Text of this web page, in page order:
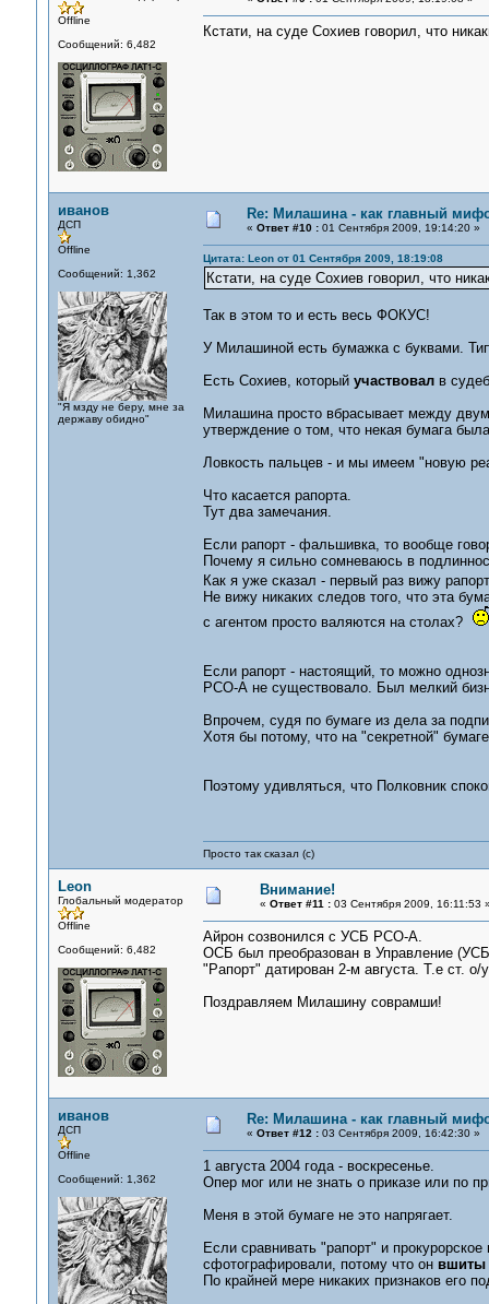
Offline
Сообщений: 6,482
Кстати, на суде Сохиев говорил, что
иванов
ДСП
Offline
Сообщений: 1,362
"Я мзду не беру, мне за
державу обидно"
Re: Милашина - как главный
« Ответ #10 :01 Сентября 2009, 19:14:20 »
Цитата: Leon от 01 Сентября 2009, 18:19:08
Кстати, на суде Сохиев говорил, что
Так в этом то и есть весь ФОКУС!
У Милашиной есть бумажка с буквами.
Есть Сохиев, который участвовалв
Милашина просто вбрасывает между
утверждение о том, что некая бумага
Ловкость пальцев - и мы имеем "новую
Что касается рапорта.
Тут два замечания.
Если рапорт - фальшивка, то вообще
Почему я сильно сомневаюсь в
Как я уже сказал - первый раз вижу
Не вижу никаких следов того, что эта
с агентом просто валяются на столах?
Если рапорт - настоящий, то можно
РСО-А не существовало. Был мелкий
Впрочем, судя по бумаге из дела за
Хотя бы потому, что на "секретной"
Поэтому удивляться, что Полковник
Просто так сказал (с)
Leon
Глобальный модератор
Offline
Сообщений: 6,482
Внимание!
« Ответ #11 :03 Сентября 2009, 16:11:53
Айрон созвонился с УСБ РСО-А.
ОСБ был преобразован в Управление
"Рапорт" датирован 2-м августа. Т.е ст.
Поздравляем Милашину соврамши!
иванов
ДСП
Offline
Сообщений: 1,362
Re: Милашина - как главный
« Ответ #12 :03 Сентября 2009, 16:42:30 »
1 августа 2004 года - воскресенье.
Опер мог или не знать о приказе или по
Меня в этой бумаге не это напрягает.
Если сравнивать "рапорт" и
сфотографировали, потому что он вшиты
По крайней мере никаких признаков его